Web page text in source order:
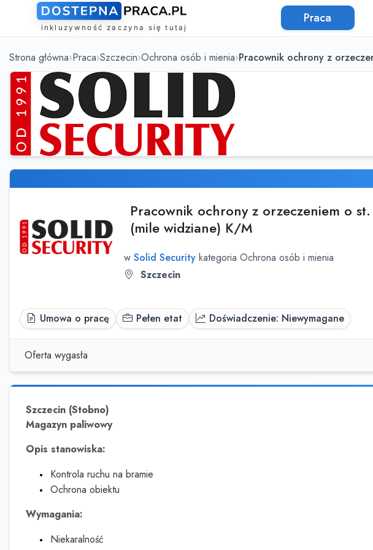
Praca
Strona główna Praca Szczecin Ochrona osób i mienia Pracownik ochrony z
Pracownik ochrony z orzeczeniem o
(mile widziane) K/M
w Solid Securitykategoria Ochrona osób i mienia
Szczecin
Umowa o pracę Pełen etat Doświadczenie: Niewymagane
Oferta wygasła
Szczecin (Stobno)
Magazyn paliwowy
Opis stanowiska:
Kontrola ruchu na bramie
Ochrona obiektu
Wymagania:
Niekaralność